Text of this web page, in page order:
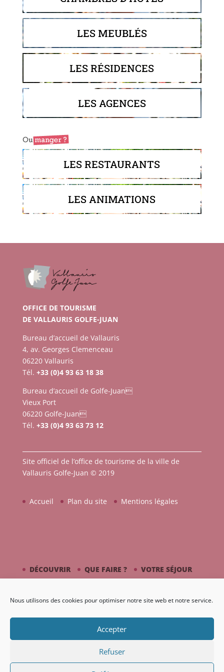
Nous utilisons des cookies pour optimiser notre site web et notre service.
Accepter
Refuser
LES MEUBLÉS
LES RÉSIDENCES
LES AGENCES
LES RESTAURANTS
LES ANIMATIONS
OFFICE DE TOURISME
DE VALLAURIS GOLFE-JUAN
Bureau d’accueil de Vallauris
4, av. Georges Clemenceau
06220 Vallauris
Tél. +33 (0)4 93 63 18 38
Bureau d’accueil de Golfe-Juan
Vieux Port
06220 Golfe-Juan
Tél. +33 (0)4 93 63 73 12
Site officiel de l’office de tourisme de la ville de
Vallauris Golfe-Juan © 2019
Accueil Plan du site Mentions légales
DÉCOUVRIR QUE FAIRE ?
VOTRE SÉJOUR
AGENDA GALERIE